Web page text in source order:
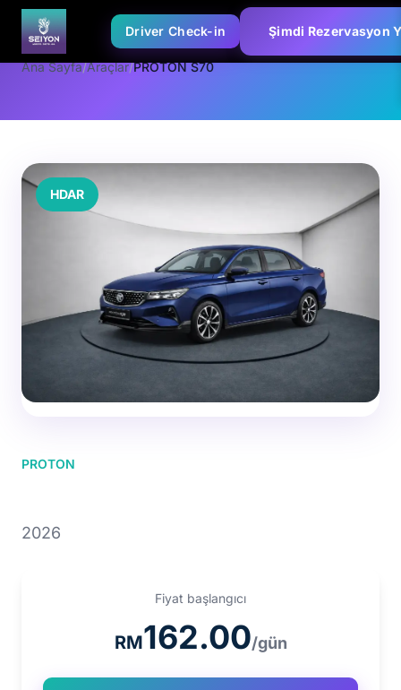
Driver Check-in Şimdi Rezervasyon
Ana Sayfa/Araçlar/PROTON S70
HDAR
PROTON
2026
Fiyat başlangıcı
RM162.00/gün